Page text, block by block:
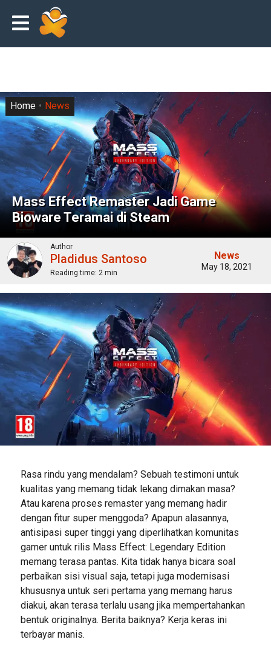
Mass Effect Remaster Jadi Game
Bioware Teramai di Steam
Home News
Author
Pladidus Santoso
Reading time: 2 min
News
May 18, 2021
Rasa rindu yang mendalam? Sebuah testimoni untuk
kualitas yang memang tidak lekang dimakan masa?
Atau karena proses remaster yang memang hadir
dengan fitur super menggoda? Apapun alasannya,
antisipasi super tinggi yang diperlihatkan komunitas
gamer untuk rilis Mass Effect: Legendary Edition
memang terasa pantas. Kita tidak hanya bicara soal
perbaikan sisi visual saja, tetapi juga modernisasi
khususnya untuk seri pertama yang memang harus
diakui, akan terasa terlalu usang jika mempertahankan
bentuk originalnya. Berita baiknya? Kerja keras ini
terbayar manis.